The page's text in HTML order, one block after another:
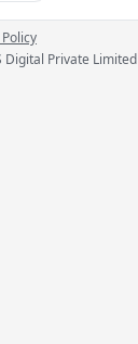
Digital Private Limited